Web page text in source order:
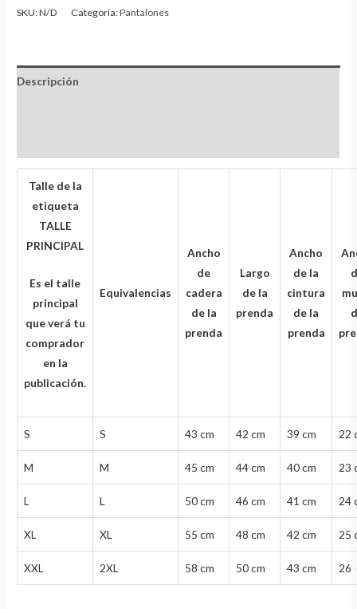
SKU:N/D Categoría:Pantalones
Descripción
Talle de la
etiqueta
TALLE
PRINCIPAL
Es el talle
principal
que verá tu
comprador
en la
publicación.
Equivalencias
Ancho
de
cadera
de la
prenda
Largo
de la
prenda
Ancho
de la
cintura
de la
prenda
S S 43 cm 42 cm 39 cm 22
M M 45 cm 44 cm 40 cm 23
L L 50 cm 46 cm 41 cm 24
XL XL 55 cm 48 cm 42 cm 25
XXL 2XL 58 cm 50 cm 43 cm 26